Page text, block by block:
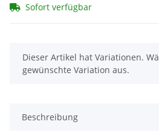
Sofort verfügbar
x
Dieser Artikel hat Variationen.
gewünschte Variation aus.
Beschreibung